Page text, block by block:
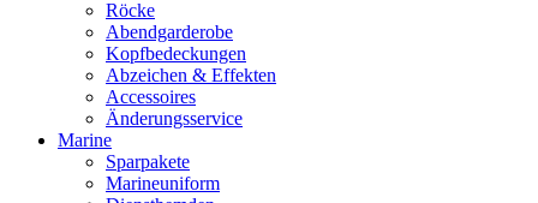
Röcke
Abendgarderobe
Kopfbedeckungen
Abzeichen & Effekten
Accessoires
Änderungsservice
Marine
Sparpakete
Marineuniform